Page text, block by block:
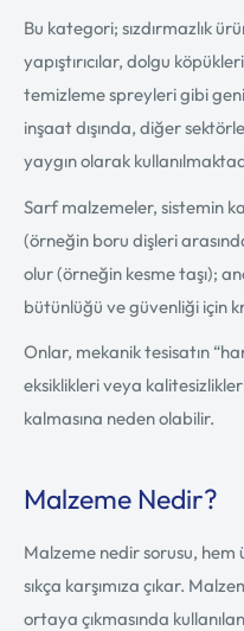
Bu kategori; sızdırmazlık
yapıştırıcılar, dolgu
temizleme spreyleri gibi
inşaat dışında, diğer
yaygın olarak
Sarf malzemeler, sistemin
(örneğin boru dişleri
olur (örneğin kesme taşı);
bütünlüğü ve güvenliği için
Onlar, mekanik tesisatın
eksiklikleri veya
kalmasına neden olabilir.
Malzeme Nedir?
Malzeme nedir sorusu,
sıkça karşımıza çıkar.
ortaya çıkmasında